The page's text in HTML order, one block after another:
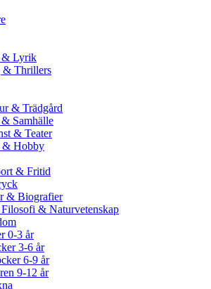
& Lyrik
& Thrillers
& Trädgård
Samhälle
& Teater
& Hobby
& Fritid
& Biografier
& Naturvetenskap
0-3 år
3-6 år
6-9 år
9-12 år